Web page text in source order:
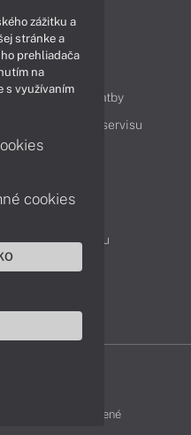
doručenia a platby
Cenník servisu
Reklamácia tovaru
práva vyhradené
zážitku a
stránke a
prehliadača
na
s využívaním
cookies